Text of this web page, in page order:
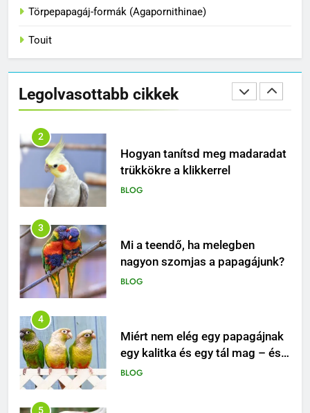
Törpepapagáj-formák (Agapornithinae)
Touit
Legolvasottabb cikkek
BLOG
BLOG
3
Mi a teendő, ha melegben
nagyon szomjas a papagájunk?
BLOG
4
Miért nem elég egy papagájnak
egy kalitka és egy tál mag – és
mitől lesz igazán boldog ez a
BLOG
5
Hogyan alakíts ki olyan napi
rutint, ami egyszerre
biztonságos, ösztönző és
BLOG